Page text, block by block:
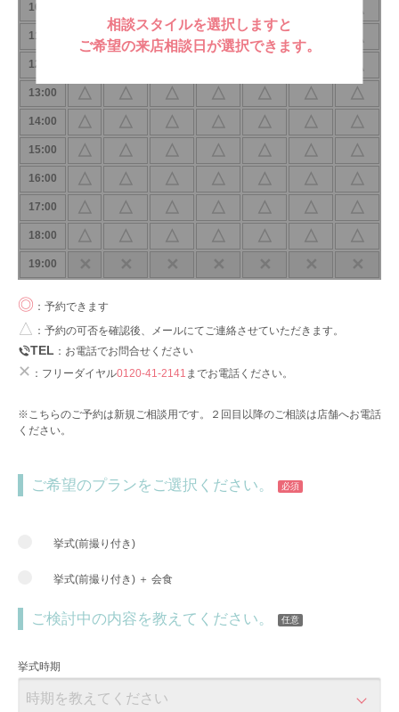
相談スタイルを選択しますと
ご希望の来店相談日が選択できます。
10:00
11:00 △ △ △ △ △ △
12:00
13:00 △ △ △ △ △ △ △
14:00 △ △ △ △ △ △ △
15:00 △ △ △ △ △ △ △
16:00 △ △ △ △ △ △ △
17:00 △ △ △ △ △ △ △
18:00 △ △ △ △ △ △ △
19:00 ✕ ✕ ✕ ✕ ✕ ✕ ✕
◎ ：予約できます
△ ：予約の可否を確認後、メールにてご連絡させていただきます。
TEL ：お電話でお問合せください
✕ ：フリーダイヤル0120-41-2141 までお電話ください。
※こちらのご予約は新規ご相談用です。２回目以降のご相談は店舗へお電話
ください。
ご希望のプランをご選択ください。 必須
挙式(前撮り付き)
挙式(前撮り付き) ＋ 会食
ご検討中の内容を教えてください。 任意
挙式時期